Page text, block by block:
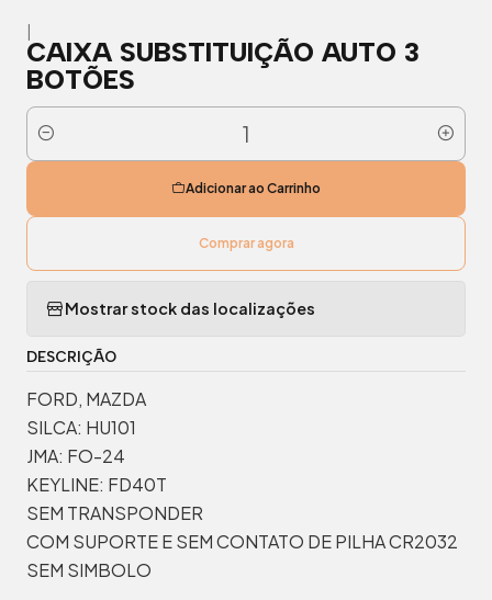
CAIXA SUBSTITUIÇÃO AUTO 3
BOTÕES
Quantidade
Adicionar ao Carrinho
Comprar agora
Mostrar stock das localizações
DESCRIÇÃO
FORD, MAZDA
SILCA: HU101
JMA: FO-24
KEYLINE: FD40T
SEM TRANSPONDER
COM SUPORTE E SEM CONTATO DE PILHA CR2032
SEM SIMBOLO